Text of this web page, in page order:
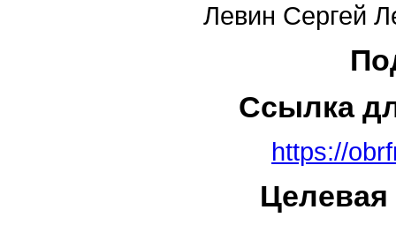
Левин Сергей
Ссылка
https://